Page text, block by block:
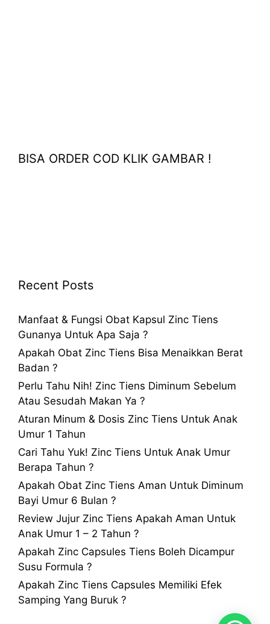
BISA ORDER COD KLIK GAMBAR !
Recent Posts
Manfaat & Fungsi Obat Kapsul Zinc Tiens
Gunanya Untuk Apa Saja ?
Apakah Obat Zinc Tiens Bisa Menaikkan Berat
Badan ?
Perlu Tahu Nih! Zinc Tiens Diminum Sebelum
Atau Sesudah Makan Ya ?
Aturan Minum & Dosis Zinc Tiens Untuk Anak
Umur 1 Tahun
Cari Tahu Yuk! Zinc Tiens Untuk Anak Umur
Berapa Tahun ?
Apakah Obat Zinc Tiens Aman Untuk Diminum
Bayi Umur 6 Bulan ?
Review Jujur Zinc Tiens Apakah Aman Untuk
Anak Umur 1 – 2 Tahun ?
Apakah Zinc Capsules Tiens Boleh Dicampur
Susu Formula ?
Apakah Zinc Tiens Capsules Memiliki Efek
Samping Yang Buruk ?